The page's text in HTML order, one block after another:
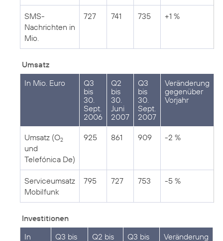
SMS-
Nachrichten in
Mio.
727 741 735 +1 %
Umsatz
In Mio. Euro
Q3
bis
30.
Sept.
2006
Q2
bis
30.
Juni
2007
Q3
bis
30.
Sept.
2007
Veränderung
gegenüber
Vorjahr
Umsatz (O2
und
Telefónica De)
925 861 909 -2 %
Serviceumsatz
Mobilfunk
795 727 753 -5 %
Investitionen
In
Q3 bis
Q2 bis
Q3 bis
Veränderung